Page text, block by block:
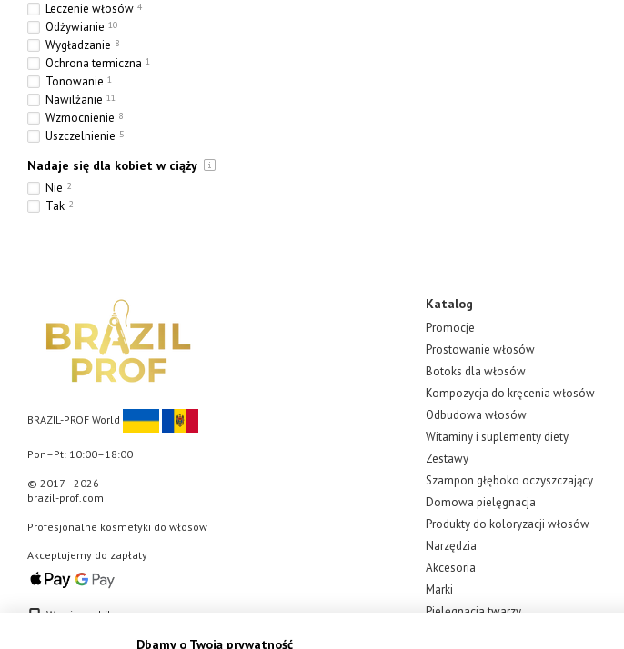
Leczenie włosów 4
Odżywianie 10
Wygładzanie 8
Ochrona termiczna 1
Tonowanie 1
Nawilżanie 11
Wzmocnienie 8
Uszczelnienie 5
Nadaje się dla kobiet w ciąży
Nie 2
Tak 2
BRAZIL-PROF World
Pon–Pt: 10:00–18:00
© 2017—2026
brazil-prof.com
Profesjonalne kosmetyki do włosów
Akceptujemy do zapłaty
Wersja mobilna
Katalog
Promocje
Prostowanie włosów
Botoks dla włosów
Kompozycja do kręcenia włosów
Odbudowa włosów
Witaminy i suplementy diety
Zestawy
Szampon głęboko oczyszczający
Domowa pielęgnacja
Produkty do koloryzacji włosów
Narzędzia
Akcesoria
Marki
Pielęgnacja twarzy
Dbamy o Twoją prywatność